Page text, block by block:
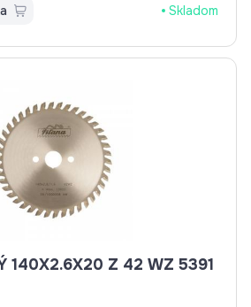
Skladom
140X2.6X20 Z 42 WZ 5391